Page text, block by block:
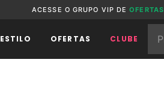
ACESSE O GRUPO VIP DEOFERTAS
ESTILO OFERTAS CLUBE